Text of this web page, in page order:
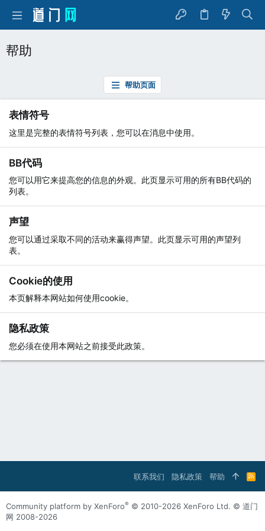
帮助
帮助页面
表情符号
这里是完整的表情符号列表，您可以在消息中使用。
BB代码
您可以用它来提高您的信息的外观。此页显示可用的所有BB代码的
列表。
声望
您可以通过采取不同的活动来赢得声望。此页显示可用的声望列
表。
Cookie的使用
本页解释本网站如何使用cookie。
隐私政策
您必须在使用本网站之前接受此政策。
联系我们 隐私政策 帮助
R
S
S
Community platform by XenForo® © 2010-2026 XenForo Ltd. © 道门
网 2008-2026